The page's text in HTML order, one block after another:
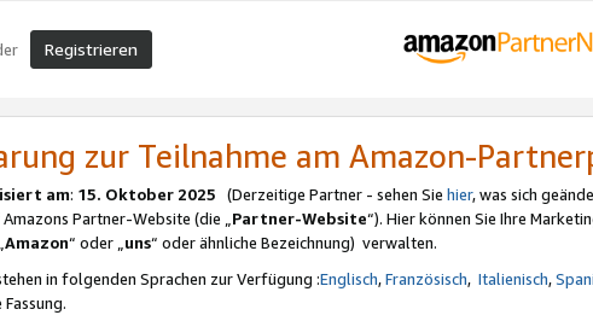
Registrieren
zur Teilnahme am Amazon-
am: 15. Oktober 2025 (Derzeitige Partner - sehen Sie hier, was sich
Partner-Website (die „Partner-Website“). Hier können Sie Ihre
Amazon“ oder „uns“ oder ähnliche Bezeichnung) verwalten.
in folgenden Sprachen zur Verfügung :Englisch,Französisch, Italienisch,